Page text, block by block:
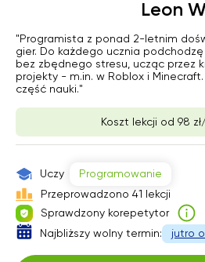
Leon
"Programista z ponad 2-letnim
gier. Do każdego ucznia
bez zbędnego stresu, ucząc przez
projekty - m.in. w Roblox i
część nauki."
Koszt lekcji od 98
Uczy
Programowanie
Przeprowadzono 41 lekcji
Sprawdzony korepetytor
Najbliższy wolny termin:
jutro
Brak
dostępnych
terminów
13:00
15:00
15:30